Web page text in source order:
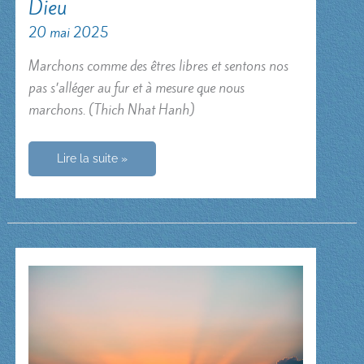
Dieu
20 mai 2025
Marchons comme des êtres libres et sentons nos
pas s’alléger au fur et à mesure que nous
marchons. (Thich Nhat Hanh)
La
c’est
signature
de
Dieu
Lire la suite »